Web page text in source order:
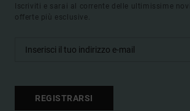
Iscriviti e sarai al corrente delle ultimissime
offerte più esclusive.
REGISTRARSI